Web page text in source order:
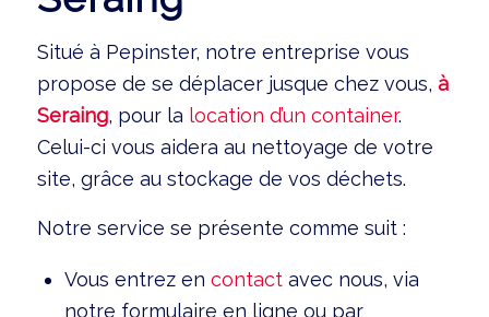
Situé à Pepinster, notre entreprise vous
propose de se déplacer jusque chez vous, à
Seraing, pour la location d’un container.
Celui-ci vous aidera au nettoyage de votre
site, grâce au stockage de vos déchets.
Notre service se présente comme suit :
Vous entrez en contactavec nous, via
notre formulaire en ligne ou par